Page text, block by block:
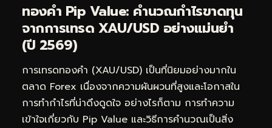
ทองคำ Pip Value: คำนวณกำไรขาดทุน
จากการเทรด XAU/USD อย่างแม่นยำ
(ปี 2569)
การเทรดทองคำ (XAU/USD) เป็นที่นิยมอย่างมากใน
ตลาด Forex เนื่องจากความผันผวนที่สูงและโอกาสใน
การทำกำไรที่น่าดึงดูดใจ อย่างไรก็ตาม การทำความ
เข้าใจเกี่ยวกับ Pip Value และวิธีการคำนวณเป็นสิ่ง